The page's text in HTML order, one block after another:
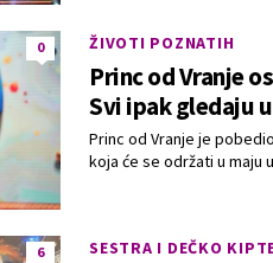
0 ŽIVOTI POZNATIH
Princ od Vranje
Svi ipak gledaju
Princ od Vranje je
koja će se održati u maju
6 SESTRA I DEČKO